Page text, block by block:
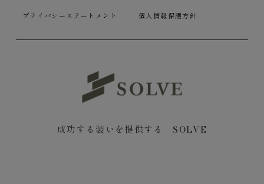
プライバシーステートメント 個人情報保護方針
成功する装いを提供する SOLVE